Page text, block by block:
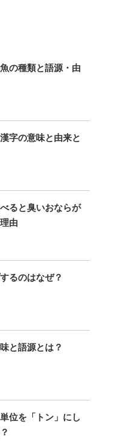
の種類と語源・由
字の意味と由来と
ると臭いおならが
由
るのはなぜ？
と語源とは？
位を「トン」にし